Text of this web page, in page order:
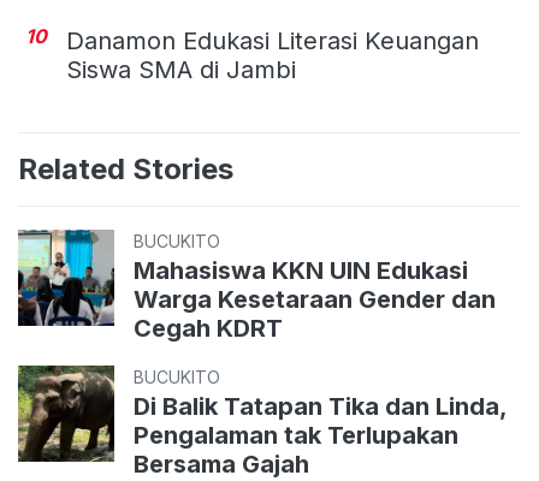
10
Danamon Edukasi Literasi Keuangan
Siswa SMA di Jambi
Related Stories
BUCUKITO
Mahasiswa KKN UIN Edukasi
Warga Kesetaraan Gender dan
Cegah KDRT
BUCUKITO
Di Balik Tatapan Tika dan Linda,
Pengalaman tak Terlupakan
Bersama Gajah